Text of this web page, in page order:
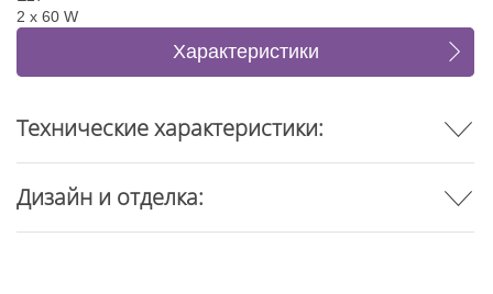
2 x 60 W
Характеристики
Отзывы
Технические характеристики:
Дизайн и отделка: